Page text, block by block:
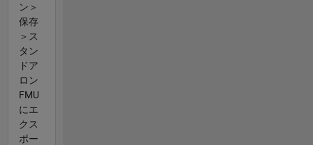
ン＞
保存
＞ス
タン
ドア
ロン
FMU
にエ
クス
ポー